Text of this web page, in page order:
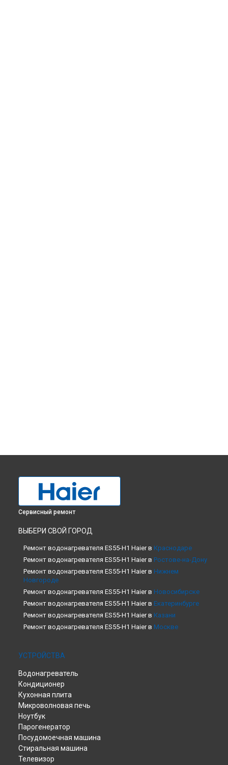
Сервисный ремонт
ВЫБЕРИ СВОЙ ГОРОД
Ремонт водонагревателя ES55-H1 Haier в Краснодаре
Ремонт водонагревателя ES55-H1 Haier в Ростове-на-Дону
Ремонт водонагревателя ES55-H1 Haier в Нижнем
Новгороде
Ремонт водонагревателя ES55-H1 Haier в Новосибирске
Ремонт водонагревателя ES55-H1 Haier в Екатеринбурге
Ремонт водонагревателя ES55-H1 Haier в Казани
Ремонт водонагревателя ES55-H1 Haier в Москве
УСТРОЙСТВА
Водонагреватель
Кондиционер
Кухонная плита
Микроволновая печь
Ноутбук
Парогенератор
Посудомоечная машина
Стиральная машина
Телевизор